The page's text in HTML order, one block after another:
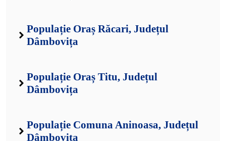
Populație Oraș Răcari, Județul
Dâmbovița
Populație Oraș Titu, Județul
Dâmbovița
Populație Comuna Aninoasa, Județul
Dâmbovița